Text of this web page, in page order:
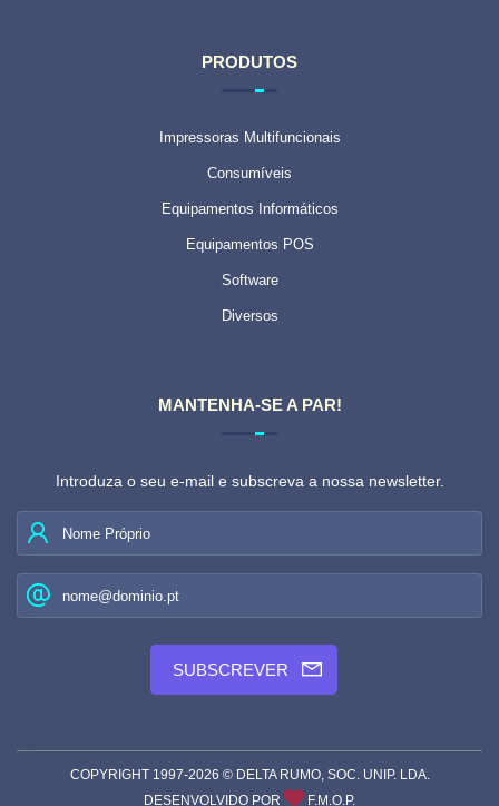
PRODUTOS
Impressoras Multifuncionais
Consumíveis
Equipamentos Informáticos
Equipamentos POS
Software
Diversos
MANTENHA-SE A PAR!
Introduza o seu e-mail e subscreva a nossa newsletter.
COPYRIGHT 1997-2026 © DELTA RUMO, SOC. UNIP. LDA.
DESENVOLVIDO POR
F.M.O.P.